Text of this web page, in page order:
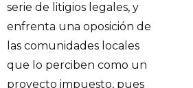
serie de litigios legales, y
enfrenta una oposición de
las comunidades locales
que lo perciben como un
proyecto impuesto, pues